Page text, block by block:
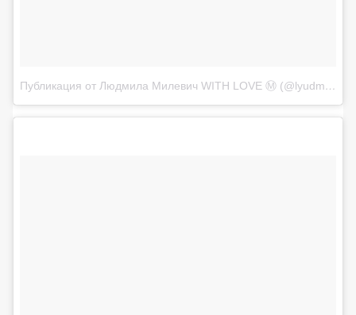
Публикация от Людмила Милевич WITH LOVE Ⓜ (@lyudmila_milevich)